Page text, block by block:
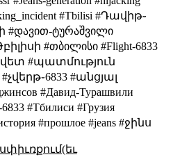
#Tbilisi #Դավիթ֊
#დავით-ტურაშვილი
#თბილისი #Flight-6833
#պատմություն
#անցյալ
#Давид-Турашвили
6833 #Тбилиси #Грузия
#прошлое #jeans #ջինս